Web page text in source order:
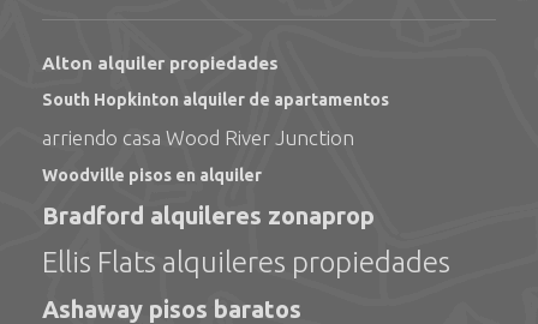
Alton alquiler propiedades
South Hopkinton alquiler de apartamentos
arriendo casa Wood River Junction
Woodville pisos en alquiler
Bradford alquileres zonaprop
Ellis Flats alquileres propiedades
Ashaway pisos baratos